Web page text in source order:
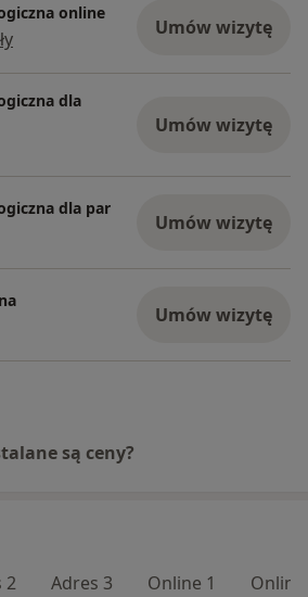
online
Umów wizytę
dla
Umów wizytę
dla par
Umów wizytę
Umów wizytę
są ceny?
2 Adres 3 Online 1 Online